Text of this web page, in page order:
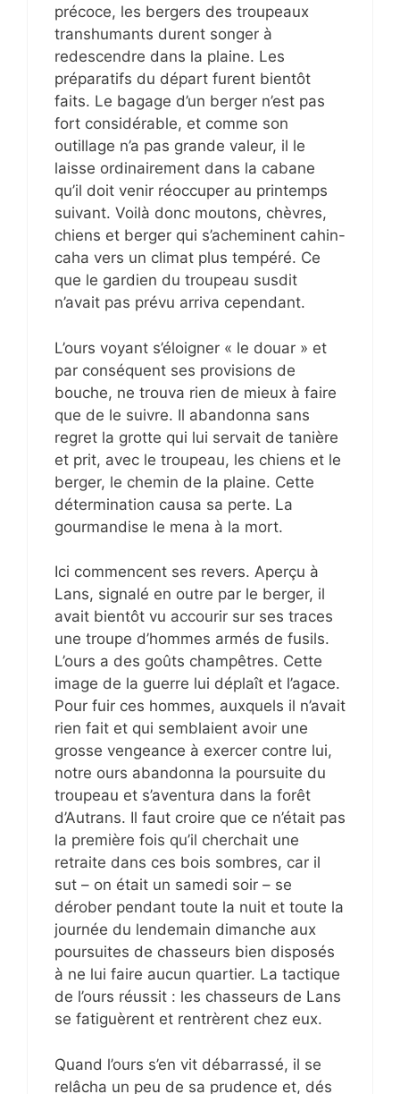
précoce, les bergers des troupeaux
transhumants durent songer à
redescendre dans la plaine. Les
préparatifs du départ furent bientôt
faits. Le bagage d’un berger n’est pas
fort considérable, et comme son
outillage n’a pas grande valeur, il le
laisse ordinairement dans la cabane
qu’il doit venir réoccuper au printemps
suivant. Voilà donc moutons, chèvres,
chiens et berger qui s’acheminent cahin-
caha vers un climat plus tempéré. Ce
que le gardien du troupeau susdit
n’avait pas prévu arriva cependant.
L’ours voyant s’éloigner « le douar » et
par conséquent ses provisions de
bouche, ne trouva rien de mieux à faire
que de le suivre. Il abandonna sans
regret la grotte qui lui servait de tanière
et prit, avec le troupeau, les chiens et le
berger, le chemin de la plaine. Cette
détermination causa sa perte. La
gourmandise le mena à la mort.
Ici commencent ses revers. Aperçu à
Lans, signalé en outre par le berger, il
avait bientôt vu accourir sur ses traces
une troupe d’hommes armés de fusils.
L’ours a des goûts champêtres. Cette
image de la guerre lui déplaît et l’agace.
Pour fuir ces hommes, auxquels il n’avait
rien fait et qui semblaient avoir une
grosse vengeance à exercer contre lui,
notre ours abandonna la poursuite du
troupeau et s’aventura dans la forêt
d’Autrans. Il faut croire que ce n’était pas
la première fois qu’il cherchait une
retraite dans ces bois sombres, car il
sut – on était un samedi soir – se
dérober pendant toute la nuit et toute la
journée du lendemain dimanche aux
poursuites de chasseurs bien disposés
à ne lui faire aucun quartier. La tactique
de l’ours réussit : les chasseurs de Lans
se fatiguèrent et rentrèrent chez eux.
Quand l’ours s’en vit débarrassé, il se
relâcha un peu de sa prudence et, dés